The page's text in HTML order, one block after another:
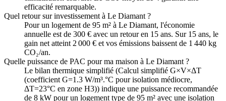
efficacité remarquable.
Quel retour sur investissement à Le Diamant ?
Pour un logement de 95 m² à Le Diamant, l'économie
annuelle est de 300 € avec un retour en 15 ans. Sur 15 ans, le
gain net atteint 2 000 € et vos émissions baissent de 1 440 kg
CO₂/an.
Quelle puissance de PAC pour ma maison à Le Diamant ?
Le bilan thermique simplifié (Calcul simplifié G×V×ΔT
(coefficient G=1.3 W/m³.°C pour isolation médiocre,
ΔT=23°C en zone H3)) indique une puissance recommandée
de 8 kW pour un logement type de 95 m² avec une isolation